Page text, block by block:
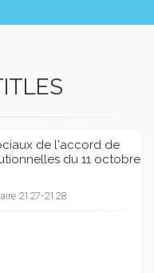
de l'accord de
du 11 octobre
2127-2128